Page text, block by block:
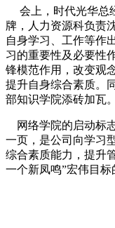
会上，时代光华总
牌，人力资源科负责
自身学习、工作等作
习的重要性及必要性
锋模范作用，改变观
提升自身综合素质。
部知识学院添砖加瓦。
网络学院的启动标
一页，是公司向学习
综合素质能力，提升
一个新凤鸣”宏伟目标